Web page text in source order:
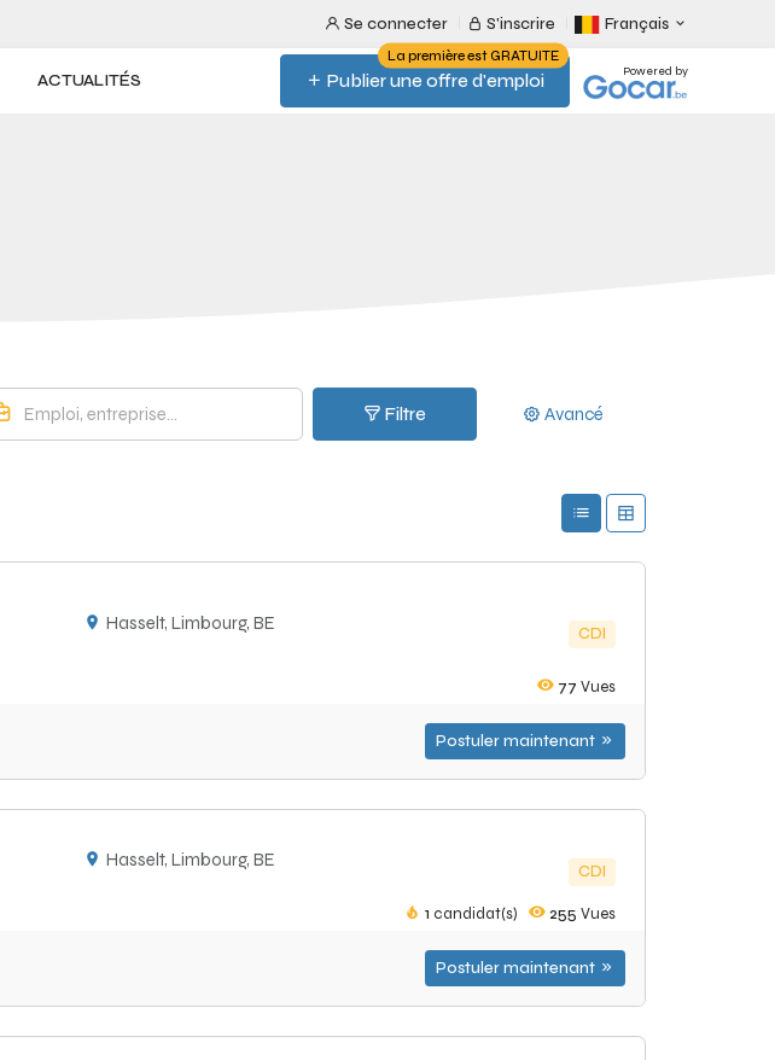
Se connecter S'inscrire Français
ACTUALITÉS Publier une offre d'emploi
La première est GRATUITE
Powered by
Filtre Avancé
Hasselt, Limbourg, BE
CDI
77 Vues
Postuler maintenant
Hasselt, Limbourg, BE
CDI
1 candidat(s) 255 Vues
Postuler maintenant